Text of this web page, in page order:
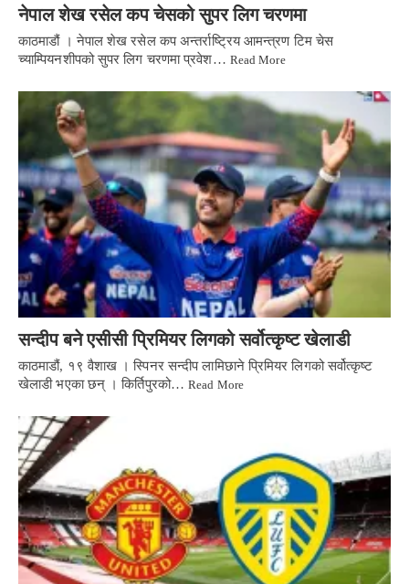
नेपाल शेख रसेल कप चेसको सुपर लिग चरणमा
काठमाडौं । नेपाल शेख रसेल कप अन्तर्राष्ट्रिय आमन्त्रण टिम चेस
च्याम्पियनशीपको सुपर लिग चरणमा प्रवेश… Read More
सन्दीप बने एसीसी प्रिमियर लिगको सर्वोत्कृष्ट खेलाडी
काठमाडौं, १९ वैशाख । स्पिनर सन्दीप लामिछाने प्रिमियर लिगको सर्वोत्कृष्ट
खेलाडी भएका छन् । किर्तिपुरको… Read More